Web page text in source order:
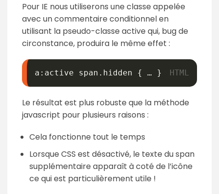
Pour IE nous utiliserons une classe appelée
avec un commentaire conditionnel en
utilisant la pseudo-classe active qui, bug de
circonstance, produira le même effet :
a:active span.hidden { … }
Le résultat est plus robuste que la méthode
javascript pour plusieurs raisons :
Cela fonctionne tout le temps
Lorsque CSS est désactivé, le texte du span
supplémentaire apparaît à coté de l’icône
ce qui est particulièrement utile !